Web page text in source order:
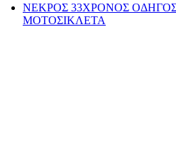
ΝΕΚΡΟΣ 33ΧΡΟΝΟΣ
ΜΟΤΟΣΙΚΛΕΤΑ